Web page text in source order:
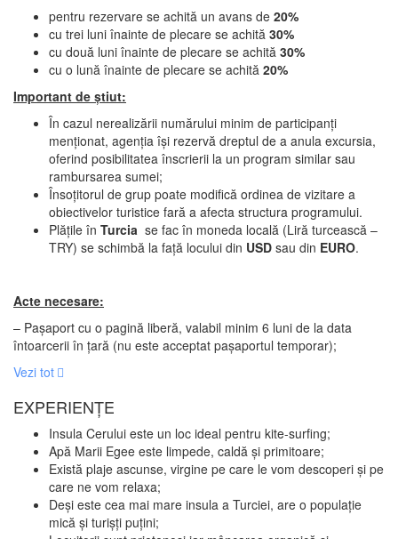
pentru rezervare se achită un avans de 20%
cu trei luni înainte de plecare se achită 30%
cu două luni înainte de plecare se achită 30%
cu o lună înainte de plecare se achită 20%
Important de știut:
În cazul nerealizării numărului minim de participanți
menționat, agenția își rezervă dreptul de a anula excursia,
oferind posibilitatea înscrierii la un program similar sau
rambursarea sumei;
Însoțitorul de grup poate modifică ordinea de vizitare a
obiectivelor turistice fară a afecta structura programului.
Plățile în Turcia se fac în moneda locală (Liră turcească –
TRY) se schimbă la față locului din USD sau din EURO.
Acte necesare:
– Pașaport cu o pagină liberă, valabil minim 6 luni de la data
întoarcerii în țară (nu este acceptat pașaportul temporar);
Vezi tot
EXPERIENȚE
Insula Cerului este un loc ideal pentru kite-surfing;
Apă Marii Egee este limpede, caldă și primitoare;
Există plaje ascunse, virgine pe care le vom descoperi și pe
care ne vom relaxa;
Deși este cea mai mare insula a Turciei, are o populație
mică și turișți puțini;